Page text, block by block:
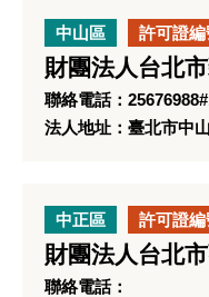
中山區 許可證編
財團法人台北
聯絡電話：
法人地址：臺北市中
中正區 許可證編
財團法人台北
聯絡電話：